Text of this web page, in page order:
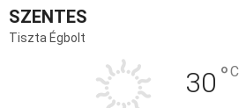
SZENTES
Tiszta Égbolt
30 °C